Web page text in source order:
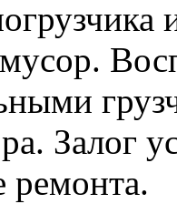
Залог
ремонта.